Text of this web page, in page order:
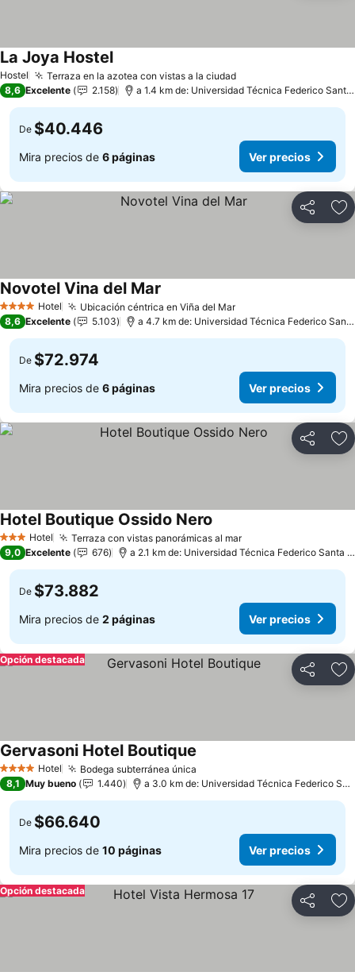
Hostel Terraza en la azotea con vistas a la ciudad
La Joya Hostel
8,6 Excelente 2.158 a 1.4 km de: Universidad Técnica Federico Santa María
De $40.446
Mira precios de 6 páginas Ver precios
Compartir
4 EstrellasHotel Ubicación céntrica en Viña del Mar
Novotel Vina del Mar
8,6 Excelente 5.103 a 4.7 km de: Universidad Técnica Federico Santa María
De $72.974
Mira precios de 6 páginas Ver precios
Compartir
3 Estrellas
Hotel Terraza con vistas panorámicas al mar
Hotel Boutique Ossido Nero
9,0 Excelente 676 a 2.1 km de: Universidad Técnica Federico Santa María
De $73.882
Mira precios de 2 páginas Ver precios
Compartir
Opción destacada
4 EstrellasHotel Bodega subterránea única
Gervasoni Hotel Boutique
8,1 Muy bueno 1.440 a 3.0 km de: Universidad Técnica Federico Santa María
De $66.640
Mira precios de 10 páginas Ver precios
Compartir
Opción destacada